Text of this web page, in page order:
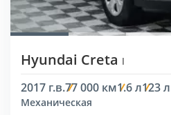
Hyundai Creta I
2017 г.в.77 000 км1.6 л123
Механическая